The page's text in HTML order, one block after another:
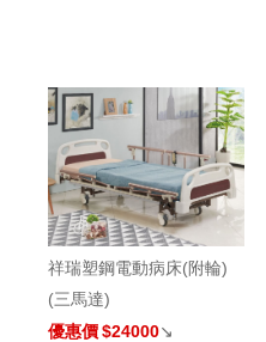
祥瑞塑鋼電動病床(附輪)
(三馬達)
優惠價 $24000↘